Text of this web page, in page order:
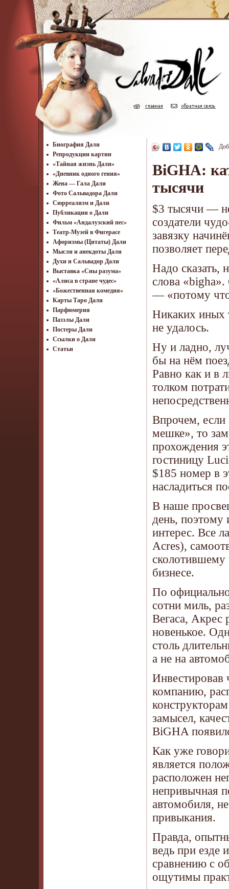
Биография Дали
Репродукции картин
«Тайная жизнь Дали»
«Дневник одного гения»
Жена — Гала Дали
Фото Сальвадора Дали
Cюрреализм и Дали
Публикации о Дали
Фильм «Андалузский пес»
Театр-Музей в Фигерасе
Афоризмы (Цитаты) Дали
Мысли и анекдоты Дали
Духи и Сальвадор Дали
Выставка «Сны разума»
«Алиса в стране чудес»
«Божественная комедия»
Карты Таро Дали
Парфюмерия
Паззлы Дали
Постеры Дали
Ссылки о Дали
Статьи
BiGHA:
тысячи
$3 тысячи —
создатели
завязку
позволяет
Надо сказать,
слова
— «потому
Никаких иных
не удалось.
Ну и ладно,
бы на нём
Равно как и в
толком
Впрочем, если
мешке», то
прохождения
гостиницу
$185 номер в
насладиться
В наше
день, поэтому
интерес. Все
Acres),
сколотившему
бизнесе.
По
сотни миль,
Вегаса, Акрес
новенькое.
столь
а не на
Инвестировав
компанию,
замысел,
BiGHA
Как уже
является
расположен
непривычная
автомобиля,
привыкания.
Правда,
ведь при езде
сравнению с
ощутимы